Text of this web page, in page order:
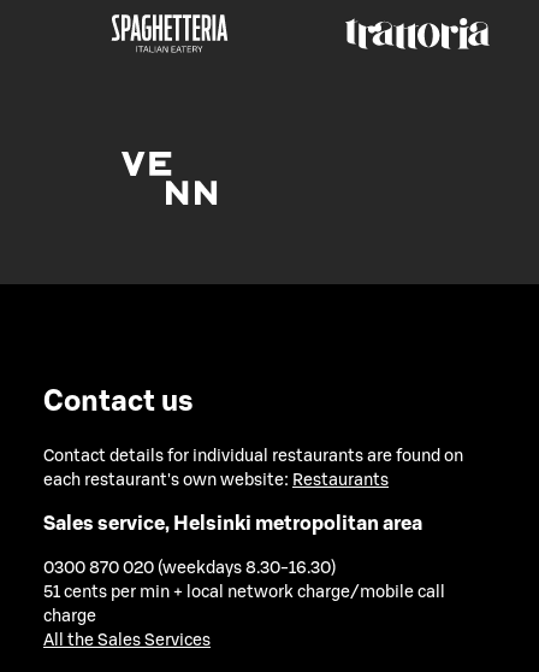
Contact us
Contact details for individual restaurants are found on
each restaurant's own website: Restaurants
Sales service, Helsinki metropolitan area
0300 870 020 (weekdays 8.30-16.30)
51 cents per min + local network charge/mobile call
charge
All the Sales Services